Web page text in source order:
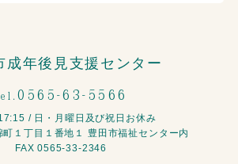
成年後見支援センター
0565-63-5566
/ 日・月曜日及び祝日お休み
１丁目１番地１ 豊田市福祉センター内
FAX 0565-33-2346